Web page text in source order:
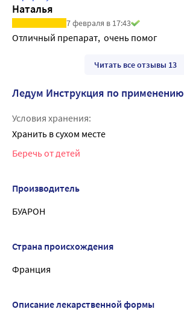
Наталья
7 февраля в 17:43
Отличный препарат,  очень помог
Читать все отзывы 13
Ледум Инструкция по применению
Условия хранения:
Хранить в сухом месте
Беречь от детей
Производитель
БУАРОН
Страна происхождения
Франция
Описание лекарственной формы